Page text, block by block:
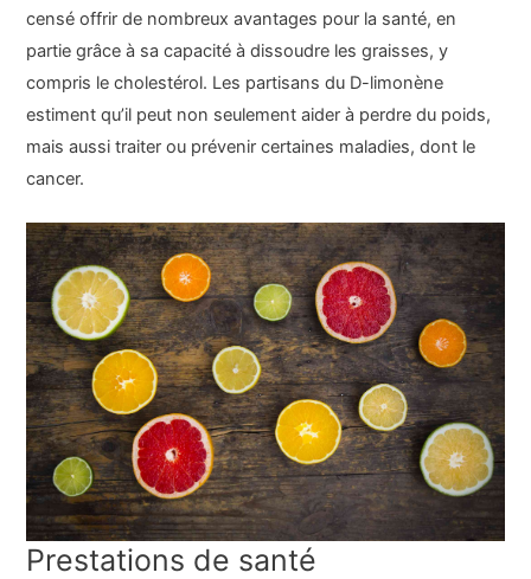
censé offrir de nombreux avantages pour la santé, en
partie grâce à sa capacité à dissoudre les graisses, y
compris le cholestérol. Les partisans du D-limonène
estiment qu’il peut non seulement aider à perdre du poids,
mais aussi traiter ou prévenir certaines maladies, dont le
cancer.
Prestations de santé